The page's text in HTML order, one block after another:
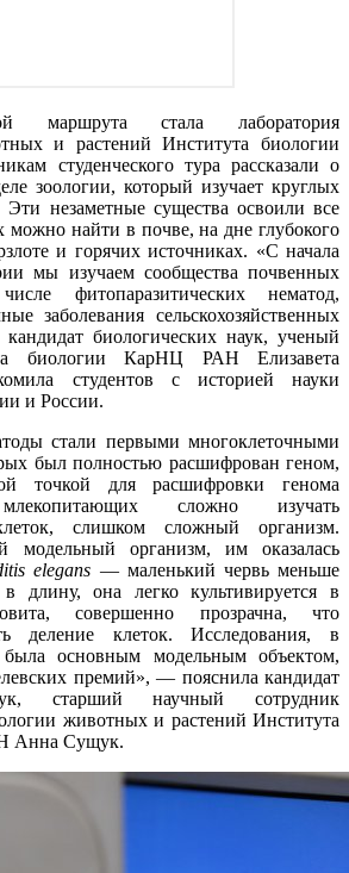
маршрута стала лаборатория
и растений Института биологии
студенческого тура рассказали о
зоологии, который изучает круглых
незаметные существа освоили все
найти в почве, на дне глубокого
и горячих источниках. «С начала
мы изучаем сообщества почвенных
фитопаразитических нематод,
заболевания сельскохозяйственных
биологических наук, ученый
биологии КарНЦ РАН Елизавета
студентов с историей науки
и России.
стали первыми многоклеточными
был полностью расшифрован геном,
точкой для расшифровки генома
сложно изучать
слишком сложный организм.
модельный организм, им оказалась
elegans — маленький червь меньше
длину, она легко культивируется в
совершенно прозрачна, что
деление клеток. Исследования, в
основным модельным объектом,
премий», — пояснила кандидат
старший научный сотрудник
животных и растений Института
Анна Сущук.